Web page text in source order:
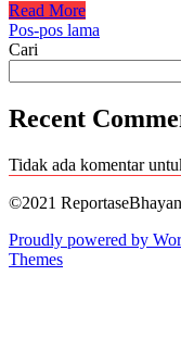
Read More
Navigasi
pos
Pos-pos lama
Cari
Recent
Tidak ada komentar
©2021
Proudly powered by
Themes